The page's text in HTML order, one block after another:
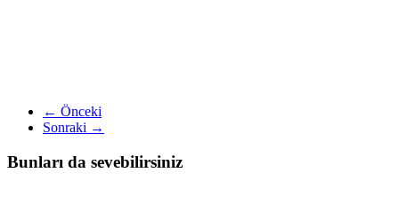
← Önceki
Sonraki →
Bunları da sevebilirsiniz